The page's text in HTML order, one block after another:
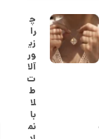
چ
را
زی
ور
آلا
ت
ط
لا
با
نم
ا
ل
ک
د
C
R
8
9
0
و
م
ا
ن